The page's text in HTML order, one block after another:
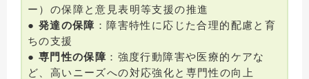
ー）の保障と意見表明等支援の推進
● 発達の保障 ：障害特性に応じた合理的配慮と育
ちの支援
● 専門性の保障 ：強度行動障害や医療的ケアな
ど、高いニーズへの対応強化と専門性の向上